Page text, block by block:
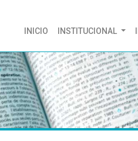
INICIO (CURRENT)
INSTITUCIONAL